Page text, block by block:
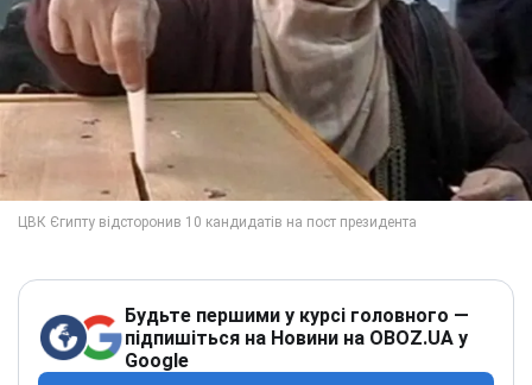
Будьте першими у курсі головного —
підпишіться на Новини на OBOZ.UA у
Google